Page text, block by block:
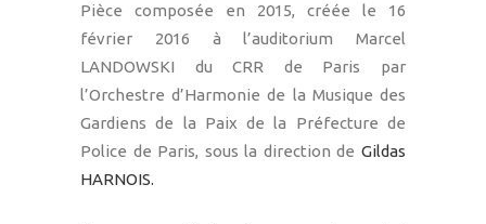
Pièce composée en 2015, créée le 16
février 2016 à l’auditorium Marcel
LANDOWSKI du CRR de Paris par
l’Orchestre d’Harmonie de la Musique des
Gardiens de la Paix de la Préfecture de
Police de Paris, sous la direction de Gildas
HARNOIS.